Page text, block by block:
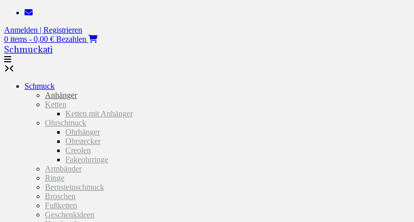
Zum
springen
Anmelden | Registrieren
0 items - 0,00 € Bezahlen
Schmuckati
Schmuck
Anhänger
Ketten
Ketten mit Anhänger
Ohrschmuck
Ohrhänger
Ohrstecker
Creolen
Fakeohrringe
Armbänder
Ringe
Bernsteinschmuck
Broschen
Fußketten
Geschenkideen